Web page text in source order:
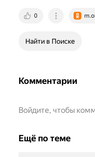
0
Найти в Поиске
Комментарии
Войдите, чтобы
Ещё по теме